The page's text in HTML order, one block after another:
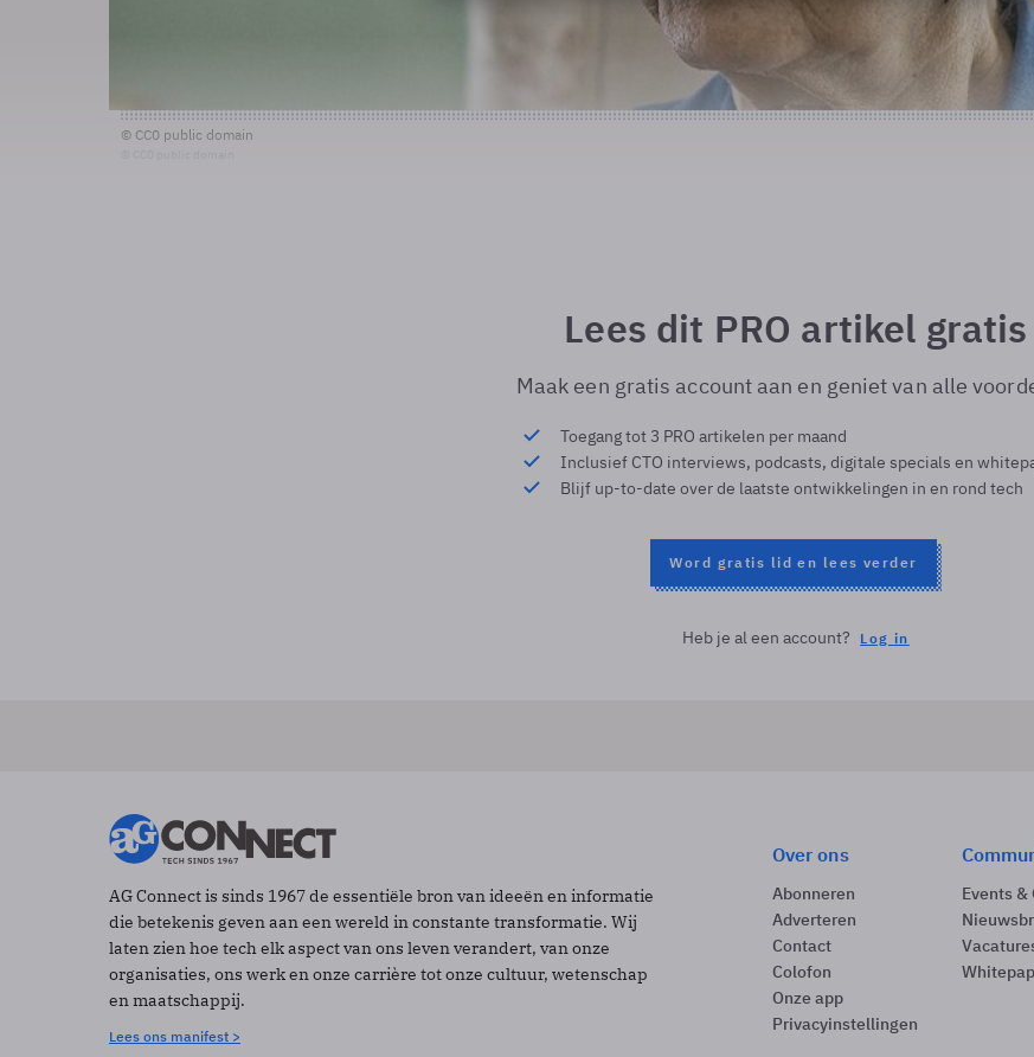
© CC0 public domain
Lees dit PRO artikel gratis
Maak een gratis account aan en geniet van alle
Toegang tot 3 PRO artikelen per maand
Inclusief CTO interviews, podcasts, digitale specials en
Blijf up-to-date over de laatste ontwikkelingen in en rond tech
Word gratis lid en lees verder
Heb je al een account? Log in
AG Connect is sinds 1967 de essentiële bron van ideeën en informatie
die betekenis geven aan een wereld in constante transformatie. Wij
laten zien hoe tech elk aspect van ons leven verandert, van onze
organisaties, ons werk en onze carrière tot onze cultuur, wetenschap
en maatschappij.
Lees ons manifest >
Over ons
Abonneren
Adverteren
Contact
Colofon
Onze app
Privacyinstellingen
Events